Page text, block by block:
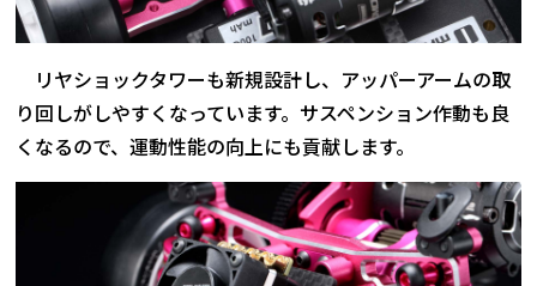
リヤショックタワーも新規設計し、アッパーアームの取
り回しがしやすくなっています。サスペンション作動も良
くなるので、運動性能の向上にも貢献します。